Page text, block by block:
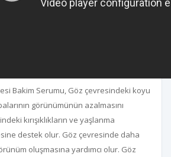
Bakim Serumu, Göz çevresindeki koyu
görünümünün azalmasını
kırışıklıkların ve yaşlanma
destek olur. Göz çevresinde daha
oluşmasına yardımcı olur. Göz